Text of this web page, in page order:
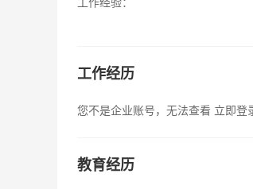
工作经验：
工作经历
您不是企业账号，无法查看 立即登
教育经历